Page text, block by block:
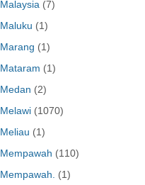
Malaysia (7)
Maluku (1)
Marang (1)
Mataram (1)
Medan (2)
Melawi (1070)
Meliau (1)
Mempawah (110)
Mempawah.
(1)